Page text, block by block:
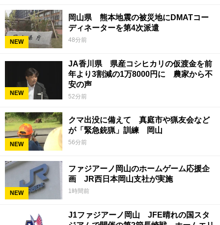
NEW
岡山県 熊本地震の被災地にDMATコー
ディネーターを第4次派遣
48分前
NEW
JA香川県 県産コシヒカリの仮渡金を前
年より3割減の1万8000円に 農家から不
安の声
52分前
NEW
クマ出没に備えて 真庭市や猟友会など
が「緊急銃猟」訓練 岡山
56分前
NEW
ファジアーノ岡山のホームゲーム応援企
画 JR西日本岡山支社が実施
1時間前
J1ファジアーノ岡山 JFE晴れの国スタ